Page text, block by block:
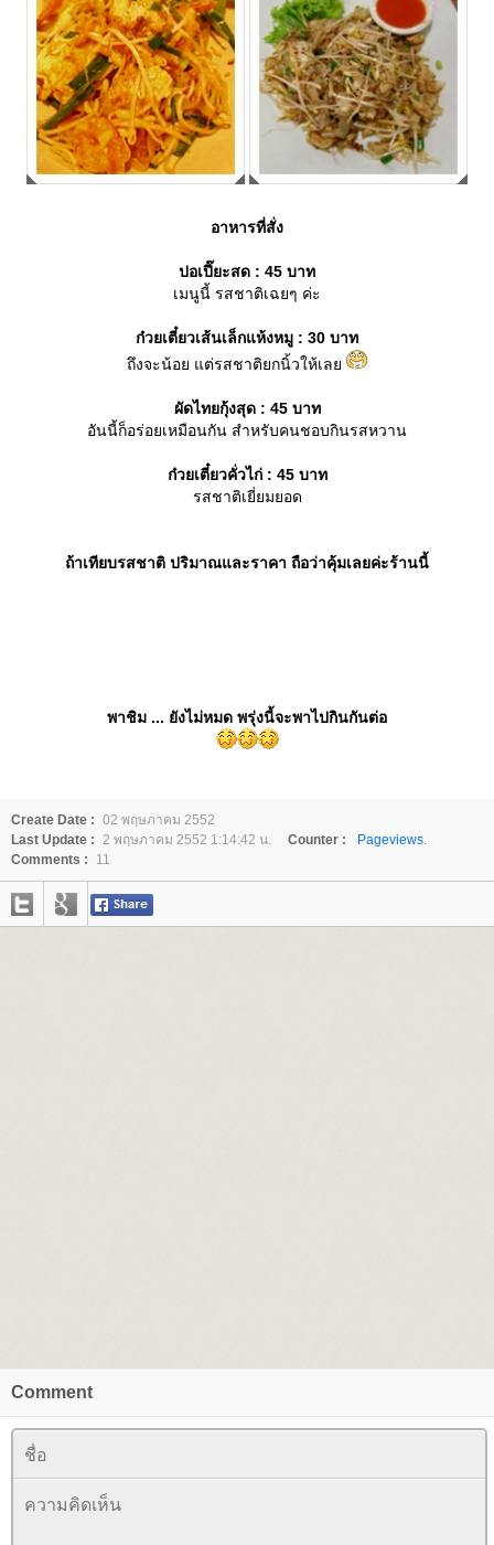
อาหารที่สั่ง
ปอเปี๊ยะสด : 45 บาท
เมนูนี้ รสชาติเฉยๆ ค่ะ
ก๋วยเตี๋ยวเส้นเล็กแห้งหมู : 30 บาท
ถึงจะน้อย แต่รสชาติยกนิ้วให้เล
ผัดไทยกุ้งสุด : 45 บาท
อันนี้ก็อร่อยเหมือนกัน สำหรับคนชอบกินรสหวาน
ก๋วยเตี๋ยวคั่วไก่ : 45 บาท
รสชาติเยี่ยมยอด
ถ้าเทียบรสชาติ ปริมาณและราคา ถือว่าคุ้มเลยค่ะร้านนี้
พาชิม ... ยังไม่หมด พรุ่งนี้จะพาไปกินกันต่อ
Create Date : 02 พฤษภาคม 2552
Last Update : 2 พฤษภาคม 2552 1:14:42 น. Counter :
Pageviews.
Comments :
11
Comment